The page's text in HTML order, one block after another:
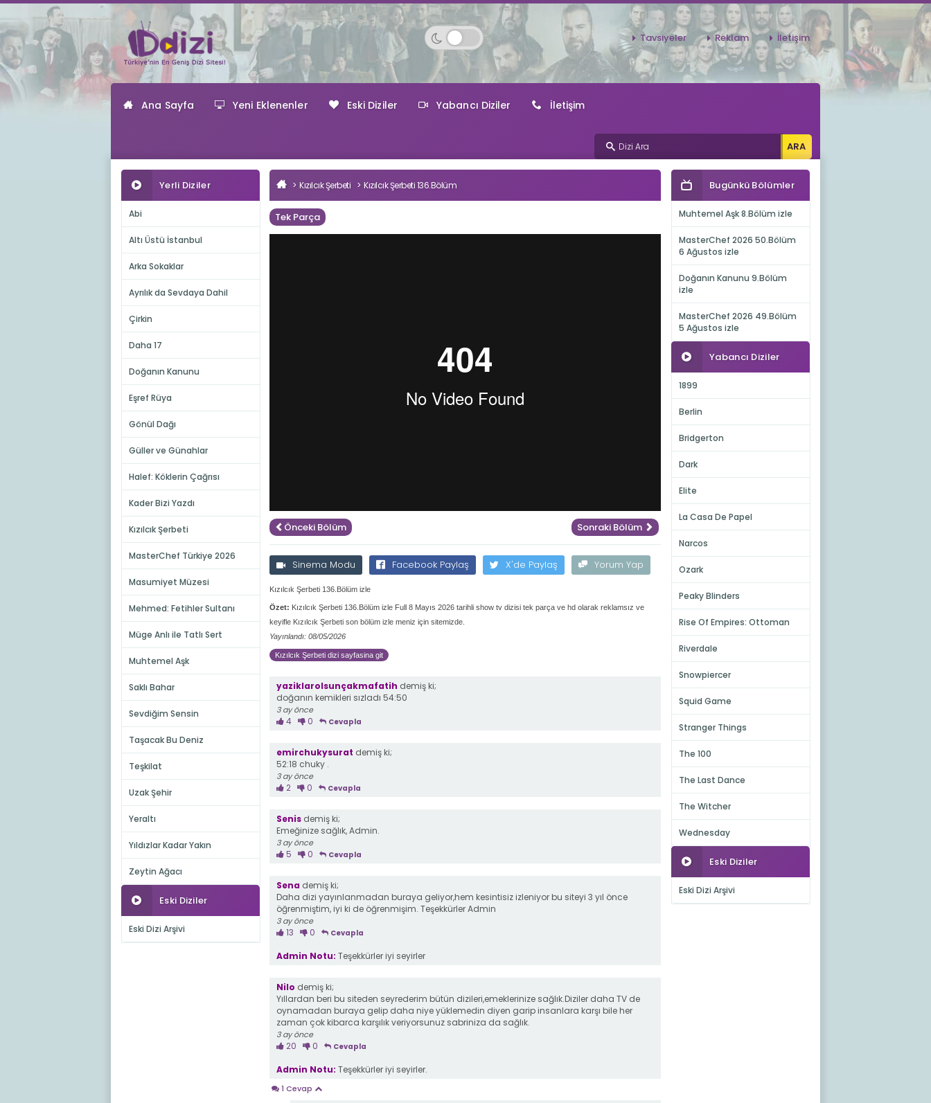
Tavsiyeler Reklam İletişim
Ana Sayfa Yeni Eklenenler Eski Diziler Yabancı Diziler İletişim
Yerli Diziler
Abi
Altı Üstü İstanbul
Arka Sokaklar
Ayrılık da Sevdaya Dahil
Çirkin
Daha 17
Doğanın Kanunu
Eşref Rüya
Gönül Dağı
Güller ve Günahlar
Halef: Köklerin Çağrısı
Kader Bizi Yazdı
Kızılcık Şerbeti
MasterChef Türkiye 2026
Masumiyet Müzesi
Mehmed: Fetihler Sultanı
Müge Anlı ile Tatlı Sert
Muhtemel Aşk
Saklı Bahar
Sevdiğim Sensin
Taşacak Bu Deniz
Teşkilat
Uzak Şehir
Yeraltı
Yıldızlar Kadar Yakın
Zeytin Ağacı
Eski Diziler
Eski Dizi Arşivi
Kızılcık Şerbeti Kızılcık Şerbeti 136.Bölüm
Tek Parça
Önceki Bölüm Sonraki Bölüm
Sinema Modu Facebook Paylaş X'de Paylaş Yorum Yap
Kızılcık Şerbeti 136.Bölüm izle
Özet: Kızılcık Şerbeti 136.Bölüm izle Full 8 Mayıs 2026 tarihli show tv dizisi tek parça ve hd olarak reklamsız ve
keyifle Kızılcık Şerbeti son bölüm izle meniz için sitemizde.
Yayınlandı: 08/05/2026
Kızılcık Şerbeti dizi sayfasina git
yaziklarolsunçakmafatih demiş ki;
doğanın kemikleri sızladı 54:50
3 ay önce
4 0 Cevapla
emirchukysurat demiş ki;
52:18 chuky .
3 ay önce
2 0 Cevapla
Senis demiş ki;
Emeğinize sağlık, Admin.
3 ay önce
5 0 Cevapla
Sena demiş ki;
Daha dizi yayınlanmadan buraya geliyor,hem kesintisiz izleniyor bu siteyi 3 yıl önce
öğrenmiştim, iyi ki de öğrenmişim. Teşekkürler Admin
3 ay önce
13 0 Cevapla
Admin Notu: Teşekkürler iyi seyirler
Nilo demiş ki;
Yıllardan beri bu siteden seyrederim bütün dizileri,emeklerinize sağlık.Diziler daha TV de
oynamadan buraya gelip daha niye yüklemedin diyen garip insanlara karşı bile her
zaman çok kibarca karşılık veriyorsunuz sabriniza da sağlık.
3 ay önce
20 0 Cevapla
Admin Notu: Teşekkürler iyi seyirler.
1 Cevap
Bugünkü Bölümler
Muhtemel Aşk 8.Bölüm izle
MasterChef 2026 50.Bölüm
6 Ağustos izle
Doğanın Kanunu 9.Bölüm
izle
MasterChef 2026 49.Bölüm
5 Ağustos izle
Yabancı Diziler
1899
Berlin
Bridgerton
Dark
Elite
La Casa De Papel
Narcos
Ozark
Peaky Blinders
Rise Of Empires: Ottoman
Riverdale
Snowpiercer
Squid Game
Stranger Things
The 100
The Last Dance
The Witcher
Wednesday
Eski Diziler
Eski Dizi Arşivi